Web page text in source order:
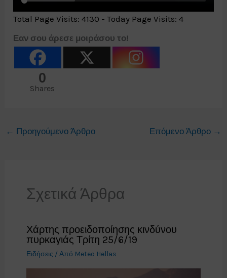
Total Page Visits: 4130 - Today Page Visits: 4
Εαν σου άρεσε μοιράσου το!
0
Shares
← Προηγούμενο Άρθρο Επόμενο Άρθρο →
Σχετικά Άρθρα
Χάρτης προειδοποίησης κινδύνου
πυρκαγιάς Τρίτη 25/6/19
Ειδήσεις / Από Meteo Hellas